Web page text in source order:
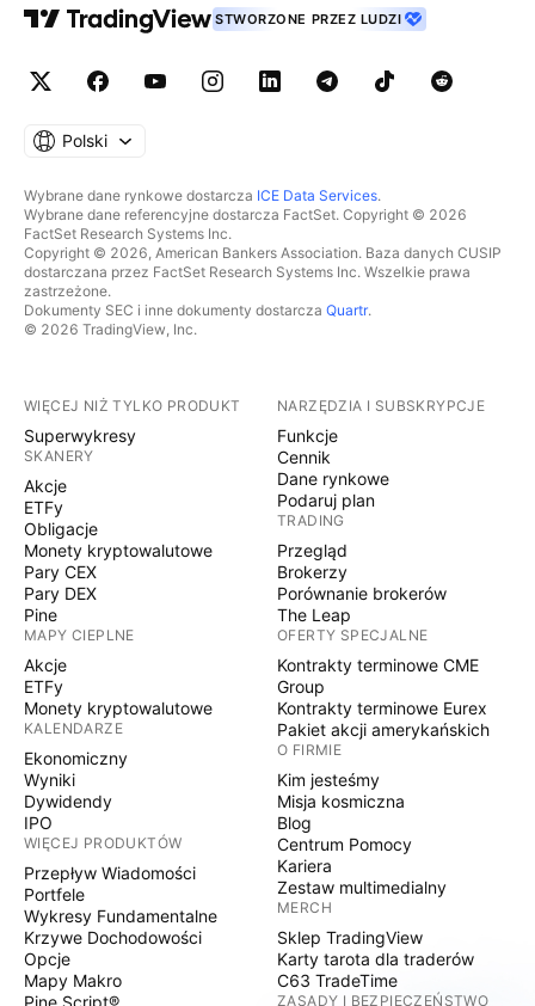
STWORZONE PRZEZ LUDZI
Polski
Wybrane dane rynkowe dostarcza ICE Data Services.
Wybrane dane referencyjne dostarcza FactSet. Copyright © 2026
FactSet Research Systems Inc.
Copyright © 2026, American Bankers Association. Baza danych CUSIP
dostarczana przez FactSet Research Systems Inc. Wszelkie prawa
zastrzeżone.
Dokumenty SEC i inne dokumenty dostarcza Quartr.
© 2026 TradingView, Inc.
WIĘCEJ NIŻ TYLKO PRODUKT
Superwykresy
SKANERY
Akcje
ETFy
Obligacje
Monety kryptowalutowe
Pary CEX
Pary DEX
Pine
MAPY CIEPLNE
Akcje
ETFy
Monety kryptowalutowe
KALENDARZE
Ekonomiczny
Wyniki
Dywidendy
IPO
WIĘCEJ PRODUKTÓW
Przepływ Wiadomości
Portfele
Wykresy Fundamentalne
Krzywe Dochodowości
Opcje
Mapy Makro
Pine Script®
NARZĘDZIA I SUBSKRYPCJE
Funkcje
Cennik
Dane rynkowe
Podaruj plan
TRADING
Przegląd
Brokerzy
Porównanie brokerów
The Leap
OFERTY SPECJALNE
Kontrakty terminowe CME
Group
Kontrakty terminowe Eurex
Pakiet akcji amerykańskich
O FIRMIE
Kim jesteśmy
Misja kosmiczna
Blog
Centrum Pomocy
Kariera
Zestaw multimedialny
MERCH
Sklep TradingView
Karty tarota dla traderów
C63 TradeTime
ZASADY I BEZPIECZEŃSTWO